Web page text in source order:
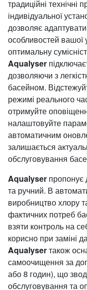
традиційні
індивідуальної
дозволяє
особливостей вашої
оптимальну
Aqualyser
дозволяючи з
басейном.
режимі реального
отримуйте
налаштовуйте
автоматичним
залишається
обслуговування
Aqualyser пропонує
та ручний. В
виробництво хлору
фактичних потреб
взяти контроль на
корисно при заміні
Aqualyserтакож
самоочищення за
або 8 годин), що
обслуговування та